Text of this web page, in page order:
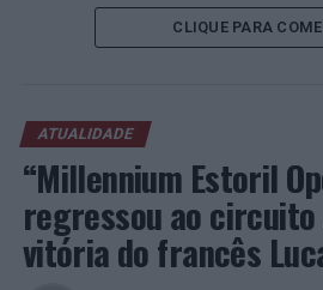
Grande parte das intervenções
referidas surgiram a partir da
Foto: DR.
TÓPICOS RELACIONADOS:
LISBOA
PSP
PRÓXIMO
Lisboa: Detido por especulação
CLIQUE PARA
ATUALIDADE
“Millennium Estoril
regressou ao circuito
vitória do francês